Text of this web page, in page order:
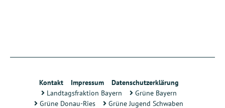
Kontakt Impressum
Datenschutzerklärung
Landtagsfraktion Bayern
Grüne Bayern
Grüne Donau-Ries
Grüne Jugend Schwaben